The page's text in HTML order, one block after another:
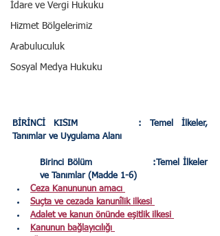
İdare ve Vergi Hukuku
Hizmet Bölgelerimiz
Arabuluculuk
Sosyal Medya Hukuku
BİRİNCİ KISIM
: Temel İlkeler,
Tanımlar ve Uygulama Alanı
Birinci Bölüm
:Temel İlkeler
ve Tanımlar (Madde 1-6)
Ceza Kanununun amacı
Suçta ve cezada kanunîlik ilkesi
Adalet ve kanun önünde eşitlik ilkesi
Kanunun bağlayıcılığı